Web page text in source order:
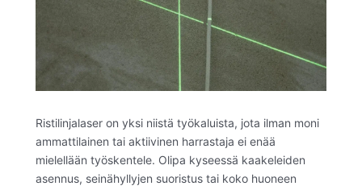
Ristilinjalaser on yksi niistä työkaluista, jota ilman moni
ammattilainen tai aktiivinen harrastaja ei enää
mielellään työskentele. Olipa kyseessä kaakeleiden
asennus, seinähyllyjen suoristus tai koko huoneen